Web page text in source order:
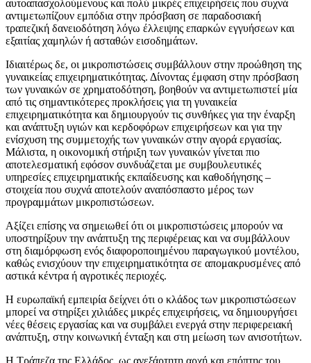
αυτοαπασχολούμενους και πολύ μικρές επιχειρήσεις που συχνά
αντιμετωπίζουν εμπόδια στην πρόσβαση σε παραδοσιακή
τραπεζική δανειοδότηση λόγω έλλειψης επαρκών εγγυήσεων και
εξαιτίας χαμηλών ή ασταθών εισοδημάτων.
Ιδιαιτέρως δε, οι μικροπιστώσεις συμβάλλουν στην προώθηση της
γυναικείας επιχειρηματικότητας. Δίνοντας έμφαση στην πρόσβαση
των γυναικών σε χρηματοδότηση, βοηθούν να αντιμετωπιστεί μία
από τις σημαντικότερες προκλήσεις για τη γυναικεία
επιχειρηματικότητα και δημιουργούν τις συνθήκες για την έναρξη
και ανάπτυξη υγιών και κερδοφόρων επιχειρήσεων και για την
ενίσχυση της συμμετοχής των γυναικών στην αγορά εργασίας.
Μάλιστα, η οικονομική στήριξη των γυναικών γίνεται πιο
αποτελεσματική εφόσον συνδυάζεται με συμβουλευτικές
υπηρεσίες επιχειρηματικής εκπαίδευσης και καθοδήγησης –
στοιχεία που συχνά αποτελούν αναπόσπαστο μέρος των
προγραμμάτων μικροπιστώσεων.
Αξίζει επίσης να σημειωθεί ότι οι μικροπιστώσεις μπορούν να
υποστηρίξουν την ανάπτυξη της περιφέρειας και να συμβάλλουν
στη διαμόρφωση ενός διαφοροποιημένου παραγωγικού μοντέλου,
καθώς ενισχύουν την επιχειρηματικότητα σε απομακρυσμένες από
αστικά κέντρα ή αγροτικές περιοχές.
Η ευρωπαϊκή εμπειρία δείχνει ότι ο κλάδος των μικροπιστώσεων
μπορεί να στηρίξει χιλιάδες μικρές επιχειρήσεις, να δημιουργήσει
νέες θέσεις εργασίας και να συμβάλει ενεργά στην περιφερειακή
ανάπτυξη, στην κοινωνική ένταξη και στη μείωση των ανισοτήτων.
Η Τράπεζα της Ελλάδος, ως ανεξάρτητη αρχή και επόπτης του